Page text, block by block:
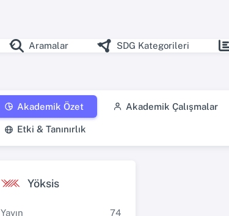
Aramalar SDG Kategorileri
Akademik Özet Akademik Çalışmalar
Etki & Tanınırlık
Yöksis
Yayın
74